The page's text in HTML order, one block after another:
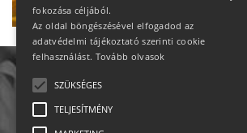
fokozása céljából.
Az oldal böngészésével elfogadod az
adatvédelmi tájékoztató szerinti cookie
felhasználást. Tovább olvasok
SZÜKSÉGES
TELJESÍTMÉNY